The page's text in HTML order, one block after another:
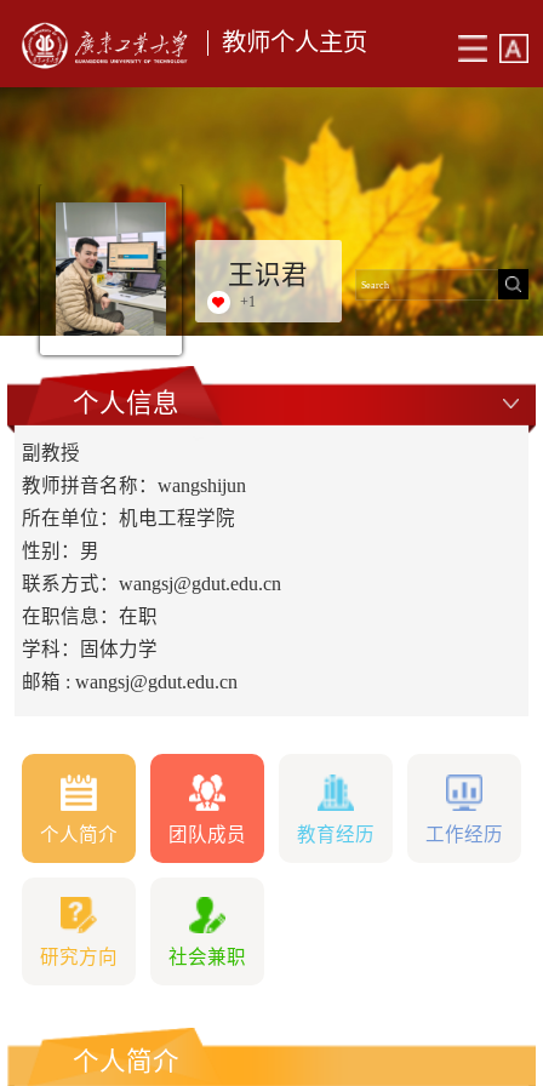
教师个人主页
王识君
+1
个人信息
副教授
教师拼音名称：wangshijun
所在单位：机电工程学院
性别：男
联系方式：wangsj@gdut.edu.cn
在职信息：在职
学科：固体力学
邮箱 : wangsj@gdut.edu.cn
个人简介 团队成员 教育经历 工作经历
研究方向 社会兼职
个人简介